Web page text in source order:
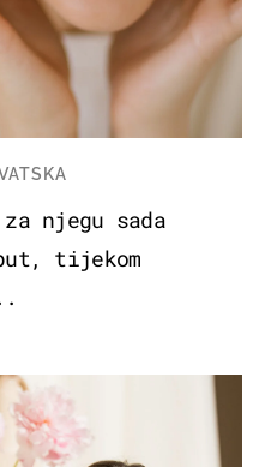
njegu sada
tijekom